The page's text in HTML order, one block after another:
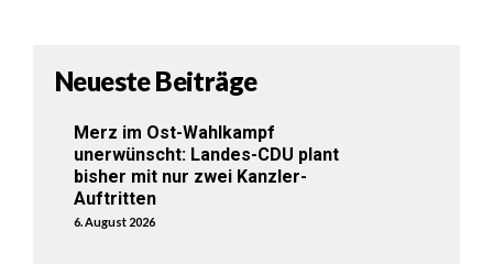
Neueste Beiträge
Merz im Ost-Wahlkampf
unerwünscht: Landes-CDU plant
bisher mit nur zwei Kanzler-
Auftritten
6. August 2026